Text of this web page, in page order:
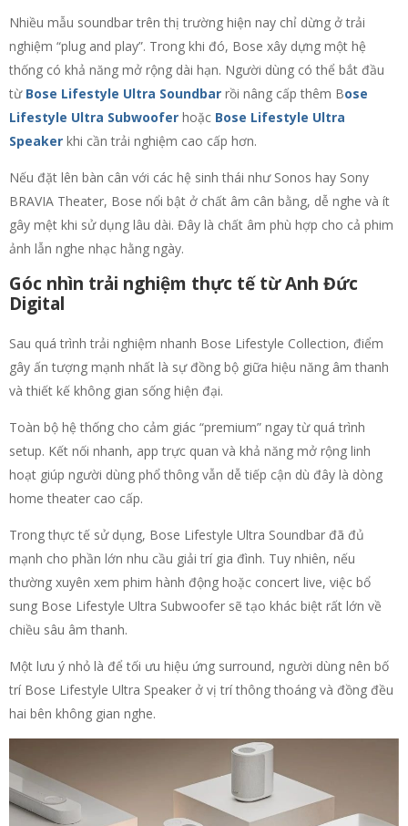
Nhiều mẫu soundbar trên thị trường hiện nay chỉ dừng ở trải
nghiệm “plug and play”. Trong khi đó, Bose xây dựng một hệ
thống có khả năng mở rộng dài hạn. Người dùng có thể bắt đầu
từ Bose Lifestyle Ultra Soundbar rồi nâng cấp thêm Bose
Lifestyle Ultra Subwoofer hoặc Bose Lifestyle Ultra
Speaker khi cần trải nghiệm cao cấp hơn.
Nếu đặt lên bàn cân với các hệ sinh thái như Sonos hay Sony
BRAVIA Theater, Bose nổi bật ở chất âm cân bằng, dễ nghe và ít
gây mệt khi sử dụng lâu dài. Đây là chất âm phù hợp cho cả phim
ảnh lẫn nghe nhạc hằng ngày.
Góc nhìn trải nghiệm thực tế từ Anh Đức
Digital
Sau quá trình trải nghiệm nhanh Bose Lifestyle Collection, điểm
gây ấn tượng mạnh nhất là sự đồng bộ giữa hiệu năng âm thanh
và thiết kế không gian sống hiện đại.
Toàn bộ hệ thống cho cảm giác “premium” ngay từ quá trình
setup. Kết nối nhanh, app trực quan và khả năng mở rộng linh
hoạt giúp người dùng phổ thông vẫn dễ tiếp cận dù đây là dòng
home theater cao cấp.
Trong thực tế sử dụng, Bose Lifestyle Ultra Soundbar đã đủ
mạnh cho phần lớn nhu cầu giải trí gia đình. Tuy nhiên, nếu
thường xuyên xem phim hành động hoặc concert live, việc bổ
sung Bose Lifestyle Ultra Subwoofer sẽ tạo khác biệt rất lớn về
chiều sâu âm thanh.
Một lưu ý nhỏ là để tối ưu hiệu ứng surround, người dùng nên bố
trí Bose Lifestyle Ultra Speaker ở vị trí thông thoáng và đồng đều
hai bên không gian nghe.